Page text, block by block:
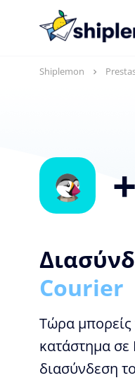
Shiplemon
+
Courier
Τώρα μπορείς
κατάστημα
διασύνδεση